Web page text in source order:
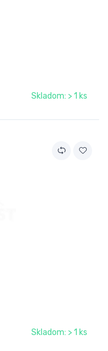
Skladom: > 1 ks
Skladom: > 1 ks